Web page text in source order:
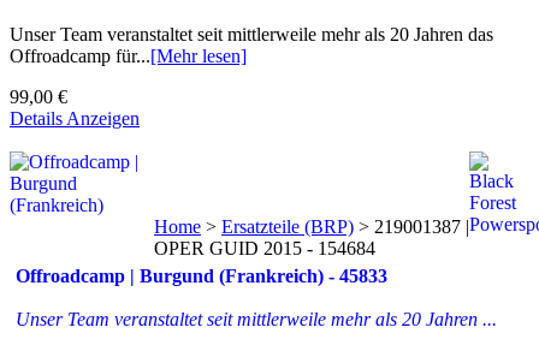
Unser Team veranstaltet seit mittlerweile mehr als 20 Jahren das
Offroadcamp für...[Mehr lesen]
99,00 €
Details Anzeigen
Offroadcamp | Burgund (Frankreich) - 45833
Unser Team veranstaltet seit mittlerweile mehr als 20 Jahren ...
Home > Ersatzteile (BRP) > 219001387 |
OPER GUID 2015 - 154684